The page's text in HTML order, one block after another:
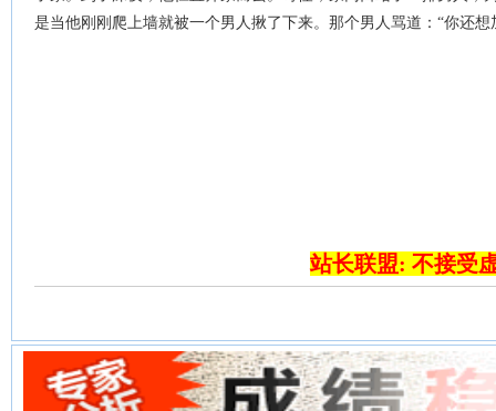
是当他刚刚爬上墙就被一个男人揪了下来。那个男人骂道：“你还想
站长联盟: 不接受